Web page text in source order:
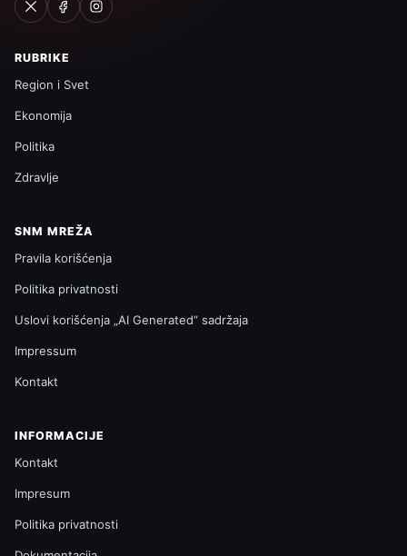
RUBRIKE
Region i Svet
Ekonomija
Politika
Zdravlje
SNM MREŽA
Pravila korišćenja
Politika privatnosti
Uslovi korišćenja „AI Generated“ sadržaja
Impressum
Kontakt
INFORMACIJE
Kontakt
Impresum
Politika privatnosti